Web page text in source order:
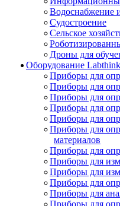
Водоснабжение
Судостроение
Сельское
Дроны для
Оборудование Labthink
Приборы для
Приборы для
Приборы для
Приборы для
Приборы для
Приборы для
материалов
Приборы для
Приборы для
Приборы для
Приборы для
Приборы для
Приборы для